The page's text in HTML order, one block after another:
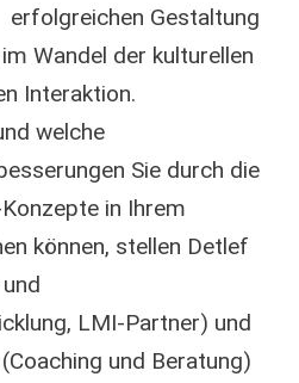
erfolgreichen Gestaltung
Wandel der kulturellen
Interaktion.
welche
Sie durch die
in Ihrem
können, stellen Detlef
LMI-Partner) und
und Beratung)